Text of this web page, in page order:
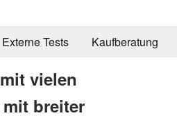
Externe Tests Kaufberatung
vielen
breiter